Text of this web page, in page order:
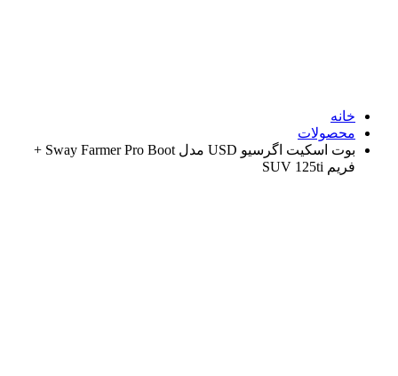
بوت اسکیت اگرسیو USD مدل Sway Farmer Pro Boot +